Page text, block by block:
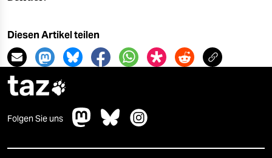
Diesen Artikel teilen
taz
Folgen Sie uns